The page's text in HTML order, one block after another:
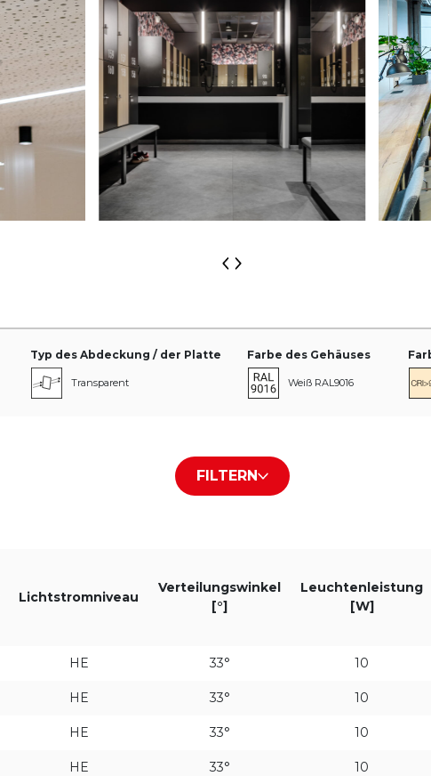
Typ des Abdeckung / der Platte
Transparent
Farbe des Gehäuses
Weiß RAL9016
Grau RAL9006
46°
FILTERN
Lichtstromniveau
Verteilungswinkel
[°]
Leuchtenleistung
[W]
HE 33° 10
HE 33° 10
HE 33° 10
HE 33° 10